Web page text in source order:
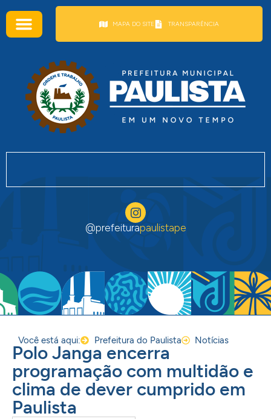
MAPA DO SITE TRANSPARÊNCIA
@prefeiturapaulistape
Você está aqui: Prefeitura do Paulista Notícias
Polo Janga encerra
programação com multidão e
clima de dever cumprido em
Paulista